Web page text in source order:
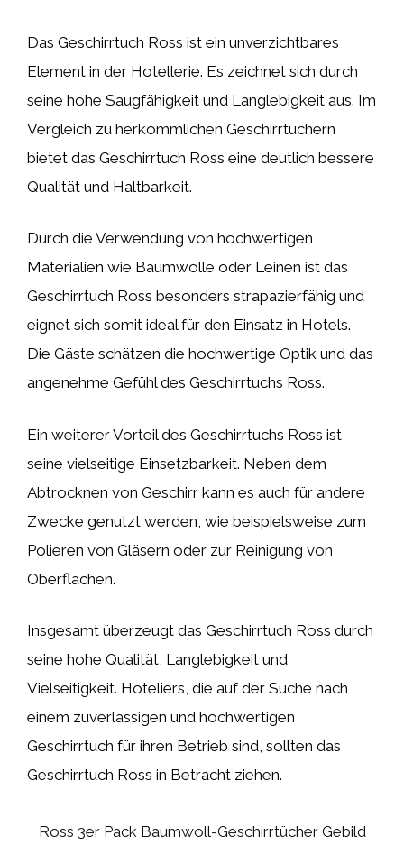
Das Geschirrtuch Ross ist ein unverzichtbares
Element in der Hotellerie. Es zeichnet sich durch
seine hohe Saugfähigkeit und Langlebigkeit aus. Im
Vergleich zu herkömmlichen Geschirrtüchern
bietet das Geschirrtuch Ross eine deutlich bessere
Qualität und Haltbarkeit.
Durch die Verwendung von hochwertigen
Materialien wie Baumwolle oder Leinen ist das
Geschirrtuch Ross besonders strapazierfähig und
eignet sich somit ideal für den Einsatz in Hotels.
Die Gäste schätzen die hochwertige Optik und das
angenehme Gefühl des Geschirrtuchs Ross.
Ein weiterer Vorteil des Geschirrtuchs Ross ist
seine vielseitige Einsetzbarkeit. Neben dem
Abtrocknen von Geschirr kann es auch für andere
Zwecke genutzt werden, wie beispielsweise zum
Polieren von Gläsern oder zur Reinigung von
Oberflächen.
Insgesamt überzeugt das Geschirrtuch Ross durch
seine hohe Qualität, Langlebigkeit und
Vielseitigkeit. Hoteliers, die auf der Suche nach
einem zuverlässigen und hochwertigen
Geschirrtuch für ihren Betrieb sind, sollten das
Geschirrtuch Ross in Betracht ziehen.
Ross 3er Pack Baumwoll-Geschirrtücher Gebild